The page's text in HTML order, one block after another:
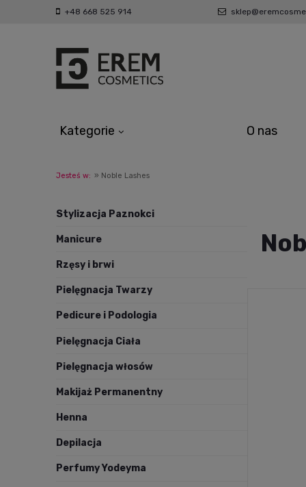
+48 668 525 914
Kategorie O nas
Jesteś w: » Noble Lashes
Stylizacja Paznokci
Manicure
Rzęsy i brwi
Pielęgnacja Twarzy
Pedicure i Podologia
Pielęgnacja Ciała
Pielęgnacja włosów
Makijaż Permanentny
Henna
Depilacja
Perfumy Yodeyma